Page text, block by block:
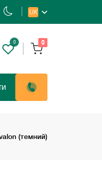
UK
0 0
(темний)